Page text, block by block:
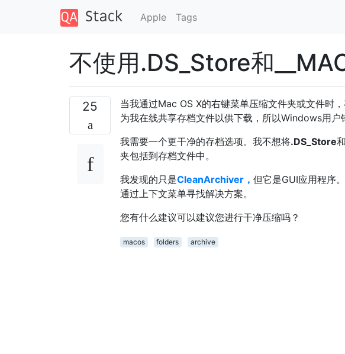
Apple Tags
不使用.DS_Store和
25 当我通过Mac OS X的右键菜单压缩文件夹或文件时
为我在线共享存档文件以供下载，所以Windows用户
我需要一个更干净的存档选项。我不想将.DS_Store和
夹包括到存档文件中。
我发现的只是CleanArchiver， 但它是GUI应用程序
通过上下文菜单寻找解决方案。
您有什么建议可以建议您进行干净压缩吗？
macos folders archive